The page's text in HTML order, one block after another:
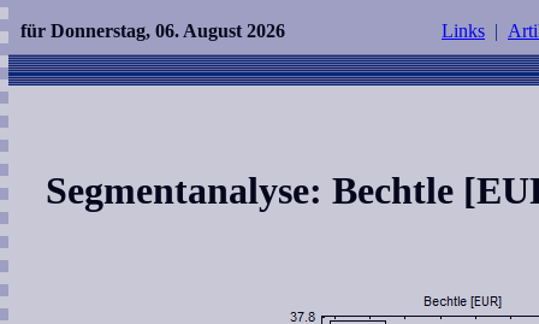
für Donnerstag, 06. August 2026 Links |
Segmentanalyse: Bechtle